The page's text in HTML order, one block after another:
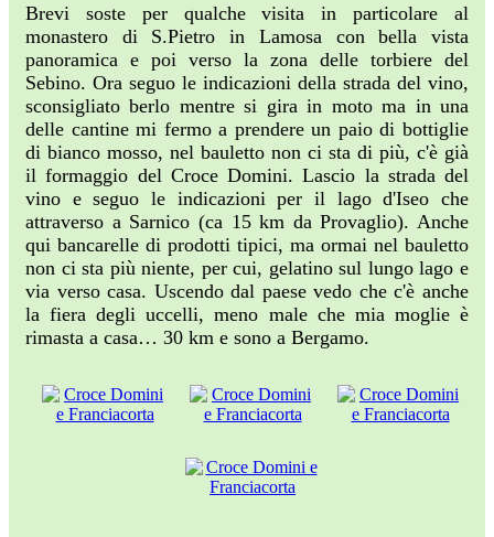
Brevi soste per qualche visita in particolare al
monastero di S.Pietro in Lamosa con bella vista
panoramica e poi verso la zona delle torbiere del
Sebino. Ora seguo le indicazioni della strada del vino,
sconsigliato berlo mentre si gira in moto ma in una
delle cantine mi fermo a prendere un paio di bottiglie
di bianco mosso, nel bauletto non ci sta di più, c'è già
il formaggio del Croce Domini. Lascio la strada del
vino e seguo le indicazioni per il lago d'Iseo che
attraverso a Sarnico (ca 15 km da Provaglio). Anche
qui bancarelle di prodotti tipici, ma ormai nel bauletto
non ci sta più niente, per cui, gelatino sul lungo lago e
via verso casa. Uscendo dal paese vedo che c'è anche
la fiera degli uccelli, meno male che mia moglie è
rimasta a casa… 30 km e sono a Bergamo.